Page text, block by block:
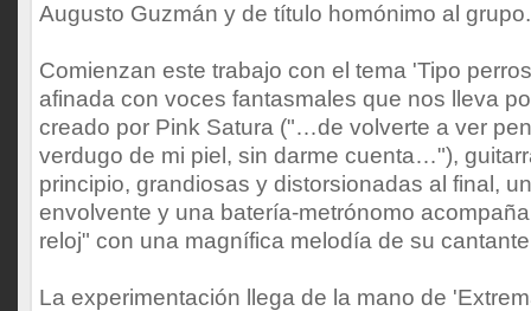
Augusto Guzmán y de título homónimo al grupo.
Comienzan este trabajo con el tema 'Tipo
afinada con voces fantasmales que nos lleva
creado por Pink Satura ("…de volverte a ver
verdugo de mi piel, sin darme cuenta…"),
principio, grandiosas y distorsionadas al final,
envolvente y una batería-metrónomo
reloj" con una magnífica melodía de su
La experimentación llega de la mano de